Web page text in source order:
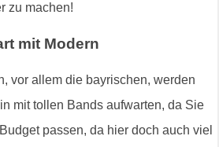
zu machen!
mit Modern
vor allem die bayrischen, werden
mit tollen Bands aufwarten, da Sie
passen, da hier doch auch viel